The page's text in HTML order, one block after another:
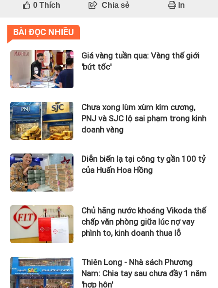
0Thích Chia sẻ In
BÀI ĐỌC NHIỀU
Giá vàng tuần qua: Vàng thế giới
'bứt tốc'
Chưa xong lùm xùm kim cương,
PNJ và SJC lộ sai phạm trong kinh
doanh vàng
Diễn biến lạ tại công ty gần 100 tỷ
của Huấn Hoa Hồng
Chủ hãng nước khoáng Vikoda thế
chấp văn phòng giữa lúc nợ vay
phình to, kinh doanh thua lỗ
Thiên Long - Nhà sách Phương
Nam: Chia tay sau chưa đầy 1 năm
'hợp hôn'